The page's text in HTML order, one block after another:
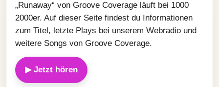
„Runaway“ von Groove Coverage läuft bei 1000
2000er. Auf dieser Seite findest du Informationen
zum Titel, letzte Plays bei unserem Webradio und
weitere Songs von Groove Coverage.
▶ Jetzt hören